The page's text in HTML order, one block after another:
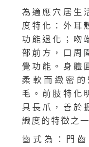
為適應穴居生
度特化：外耳
功能退化；吻
部前方，口周
覺功能。身體
柔軟而緻密
毛。前肢特化
具長爪，善於
識度的特徵之一
齒式為：門